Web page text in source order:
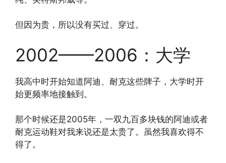
但因为贵，所以没有买过、穿过。
2002——2006：大学
我高中时开始知道阿迪、耐克这些牌子，大学时开
始更频率地接触到。
那个时候还是2005年，一双九百多块钱的阿迪或者
耐克运动鞋对我来说还是太贵了。虽然我喜欢得不
得了。